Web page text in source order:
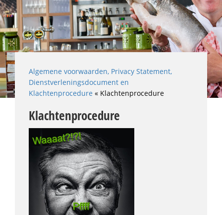
Algemene voorwaarden, Privacy Statement,
Dienstverleningsdocument en
Klachtenprocedure « Klachtenprocedure
Klachtenprocedure